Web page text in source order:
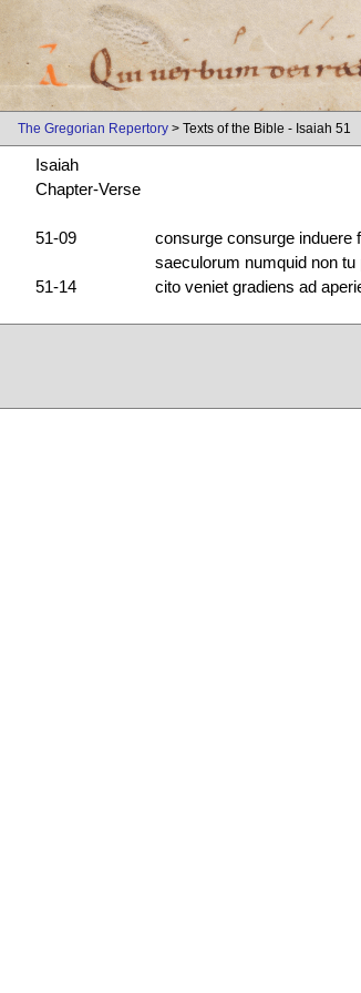
The Gregorian Repertory > Texts of the Bible - Isaiah 51
Isaiah
Chapter-Verse
51-09
consurge consurge induere
saeculorum numquid non
51-14 cito veniet gradiens ad